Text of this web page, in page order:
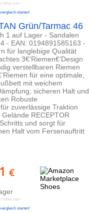
höher sein
starten!
Grün/Tarmac 46
1 auf Lager - Sandalen
- EAN: 0194891585163 -
für langlebige Qualität
3€‘Riemen€‘Design
verstellbaren Riemen
für eine optimale,
mit weichem
sicheren Halt und
Robuste
zuverlässige Traktion
RECEPTOR
und sorgt für
Halt vom Fersenauftritt
€
höher sein
starten!